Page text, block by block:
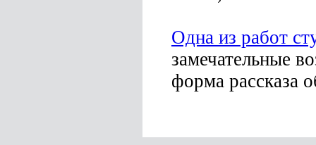
Одна из работ
замечательные
форма рассказа